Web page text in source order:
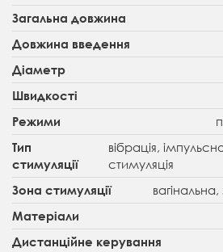
Загальна довжина
Довжина введення
Діаметр
Швидкості
Режими
Тип
стимуляції
вібрація,
стимуляція
Зона стимуляції
Матеріали
Дистанційне керування